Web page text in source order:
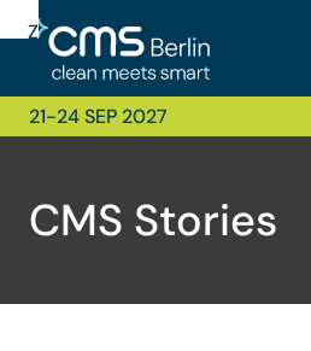
Zur
Navigation
Zur
Suche Hauptinhalt
21-24 SEP 2027
CMS Stories